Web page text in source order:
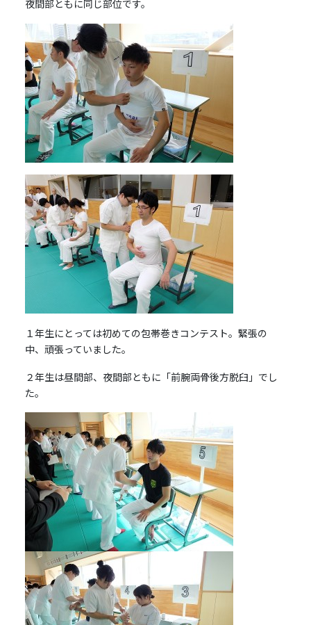
夜間部ともに同じ部位です。
１年生にとっては初めての包帯巻きコンテスト。緊張の
中、頑張っていました。
２年生は昼間部、夜間部ともに「前腕両骨後方脱臼」でし
た。